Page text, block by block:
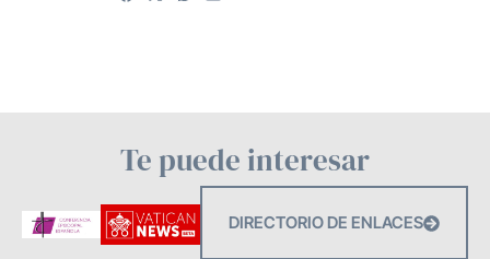
Te puede interesar
DIRECTORIO DE ENLACES